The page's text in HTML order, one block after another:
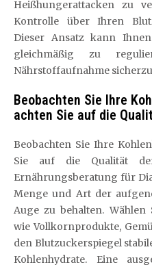
Heißhungerattacken zu
Kontrolle über Ihren
Dieser Ansatz kann
gleichmäßig zu
Nährstoffaufnahme
Beobachten Sie Ihre
achten Sie auf die
Beobachten Sie Ihre
Sie auf die Qualität
Ernährungsberatung für
Menge und Art der
Auge zu behalten. Wählen
wie Vollkornprodukte,
den Blutzuckerspiegel
Kohlenhydrate. Eine